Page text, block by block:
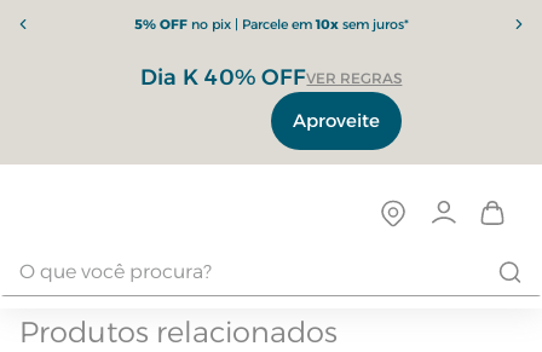
5% OFFno pix | Parcele em10xsem juros*
Dia K 40% OFFVER REGRAS
Aproveite
Produtos relacionados